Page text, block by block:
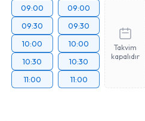
09:00
09:30
10:00
10:30
11:00
09:00
09:30
10:00
10:30
11:00
Takvim
kapalıdır